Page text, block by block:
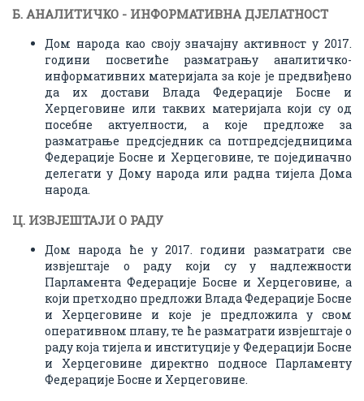
Б. АНАЛИТИЧКО - ИНФОРМАТИВНА ДЈЕЛАТНОСТ
Дом народа као своју значајну активност у 2017.
години посветиће разматрању аналитичко-
информативних материјала за које је предвиђено
да их достави Влада Федерације Босне и
Херцеговине или таквих материјала који су од
посебне актуелности, а које предложе за
разматрање предсједник са потпредсједницима
Федерације Босне и Херцеговине, те појединачно
делегати у Дому народа или радна тијела Дома
народа.
Ц. ИЗВЈЕШТАЈИ О РАДУ
Дом народа ће у 2017. години разматрати све
извјештаје о раду који су у надлежности
Парламента Федерације Босне и Херцеговине, а
који претходно предложи Влада Федерације Босне
и Херцеговине и које је предложила у свом
оперативном плану, те ће разматрати извјештаје о
раду која тијела и институције у Федерацији Босне
и Херцеговине директно подносе Парламенту
Федерације Босне и Херцеговине.